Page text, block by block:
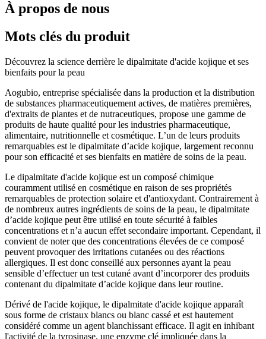
À propos de nous
Mots clés du produit
Découvrez la science derrière le dipalmitate d'acide kojique et ses
bienfaits pour la peau
Aogubio, entreprise spécialisée dans la production et la distribution
de substances pharmaceutiquement actives, de matières premières,
d'extraits de plantes et de nutraceutiques, propose une gamme de
produits de haute qualité pour les industries pharmaceutique,
alimentaire, nutritionnelle et cosmétique. L’un de leurs produits
remarquables est le dipalmitate d’acide kojique, largement reconnu
pour son efficacité et ses bienfaits en matière de soins de la peau.
Le dipalmitate d'acide kojique est un composé chimique
couramment utilisé en cosmétique en raison de ses propriétés
remarquables de protection solaire et d'antioxydant. Contrairement à
de nombreux autres ingrédients de soins de la peau, le dipalmitate
d’acide kojique peut être utilisé en toute sécurité à faibles
concentrations et n’a aucun effet secondaire important. Cependant, il
convient de noter que des concentrations élevées de ce composé
peuvent provoquer des irritations cutanées ou des réactions
allergiques. Il est donc conseillé aux personnes ayant la peau
sensible d’effectuer un test cutané avant d’incorporer des produits
contenant du dipalmitate d’acide kojique dans leur routine.
Dérivé de l'acide kojique, le dipalmitate d'acide kojique apparaît
sous forme de cristaux blancs ou blanc cassé et est hautement
considéré comme un agent blanchissant efficace. Il agit en inhibant
l'activité de la tyrosinase, une enzyme clé impliquée dans la